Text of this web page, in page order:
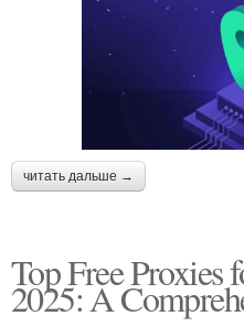
читать дальше →
Top Free Proxies
2025: A